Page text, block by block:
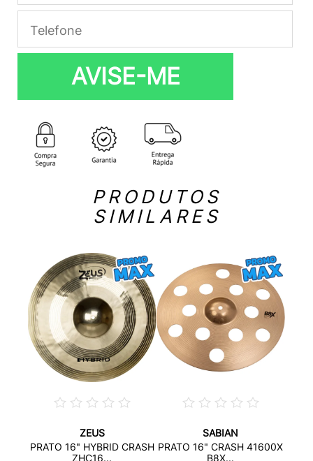
AVISE-ME
PRODUTOS
SIMILARES
ZEUS
PRATO 16" HYBRID CRASH
ZHC16...
SABIAN
PRATO 16" CRASH 41600X
B8X...